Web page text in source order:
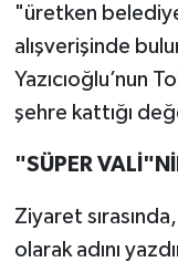
"üretken
alışverişinde
Yazıcıoğlu’nun
şehre kattığı
"SÜPER
Ziyaret
olarak adını